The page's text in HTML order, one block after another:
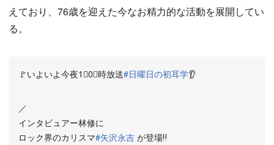
えており、76歳を迎えた今なお精力的な活動を展開してい
る。
🚩いよいよ今夜1⃣0⃣時放送#日曜日の初耳学👂
／
インタビュアー林修に
ロック界のカリスマ#矢沢永吉 が登場‼